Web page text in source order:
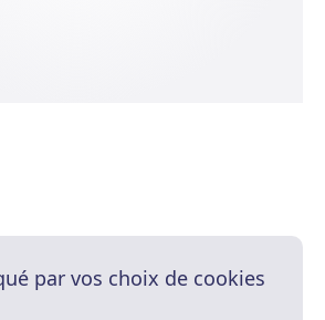
par vos choix de cookies